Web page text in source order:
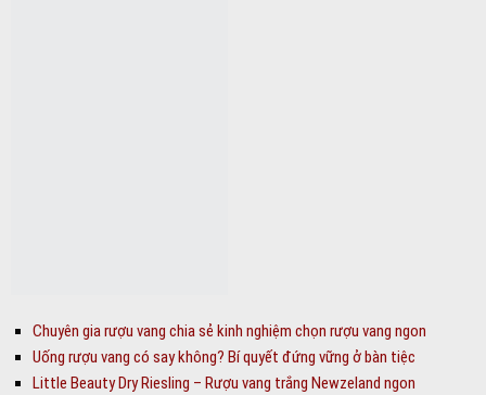
Chuyên gia rượu vang chia sẻ kinh nghiệm chọn rượu vang ngon
Uống rượu vang có say không? Bí quyết đứng vững ở bàn tiệc
Little Beauty Dry Riesling – Rượu vang trắng Newzeland ngon